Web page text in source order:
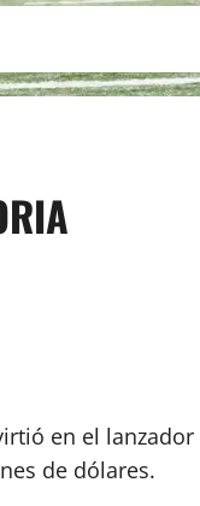
en el
de dólares.